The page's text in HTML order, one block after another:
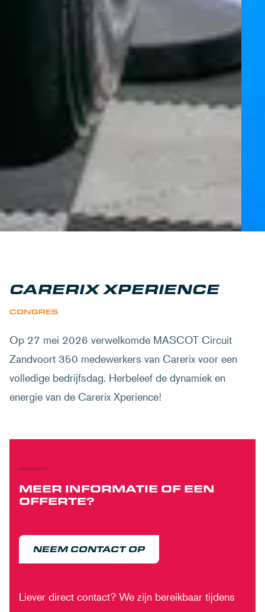
CARERIX XPERIENCE
CONGRES
Op 27 mei 2026 verwelkomde MASCOT Circuit
Zandvoort 350 medewerkers van Carerix voor een
volledige bedrijfsdag. Herbeleef de dynamiek en
energie van de Carerix Xperience!
MEER INFORMATIE OF EEN
OFFERTE?
NEEM CONTACT OP
Liever direct contact? We zijn bereikbaar tijdens